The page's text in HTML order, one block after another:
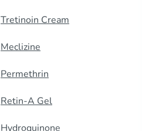
Tretinoin Cream
Meclizine
Permethrin
Retin-A Gel
Hydroquinone